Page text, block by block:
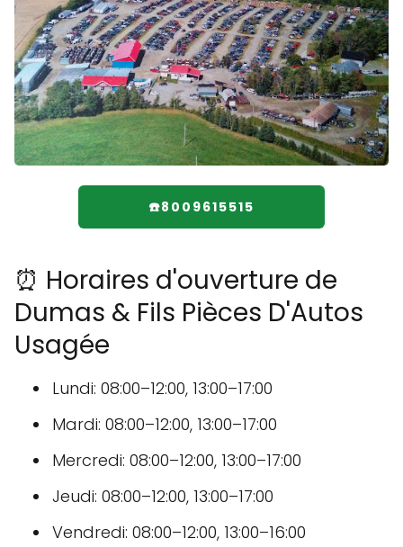
☎️8009615515
⏰ Horaires d'ouverture de
Dumas & Fils Pièces D'Autos
Usagée
Lundi: 08:00–12:00, 13:00–17:00
Mardi: 08:00–12:00, 13:00–17:00
Mercredi: 08:00–12:00, 13:00–17:00
Jeudi: 08:00–12:00, 13:00–17:00
Vendredi: 08:00–12:00, 13:00–16:00